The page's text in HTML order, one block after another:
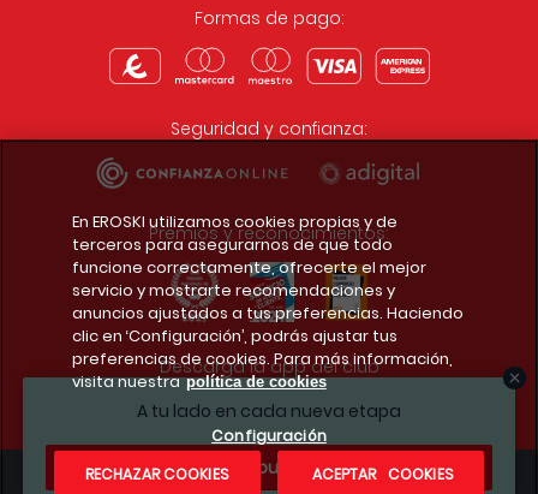
A tu lado en cada nueva etapa
¿Te apuntas?
Formas de pago:
Seguridad y confianza:
Premios y reconocimientos:
Descarga la app del club
En EROSKI utilizamos cookies propias y de
terceros para asegurarnos de que todo
funcione correctamente, ofrecerte el mejor
servicio y mostrarte recomendaciones y
anuncios ajustados a tus preferencias. Haciendo
clic en ‘Configuración’, podrás ajustar tus
preferencias de cookies. Para más información,
visita nuestra política de cookies
Configuración
RECHAZAR COOKIES
ACEPTAR COOKIES